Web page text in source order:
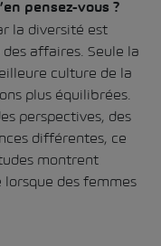
pensez-vous ?
la diversité est
affaires. Seule la
culture de la
plus équilibrées.
perspectives, des
différentes, ce
montrent
lorsque des femmes